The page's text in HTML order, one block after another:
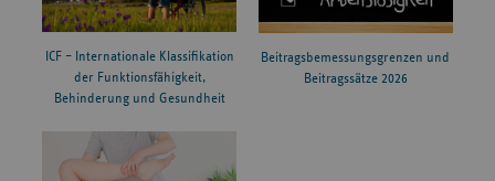
ICF – Internationale Klassifikation
der Funktionsfähigkeit,
Behinderung und Gesundheit
Beitragsbemessungsgrenzen und
Beitragssätze 2026